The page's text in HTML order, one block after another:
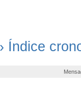
› Índice